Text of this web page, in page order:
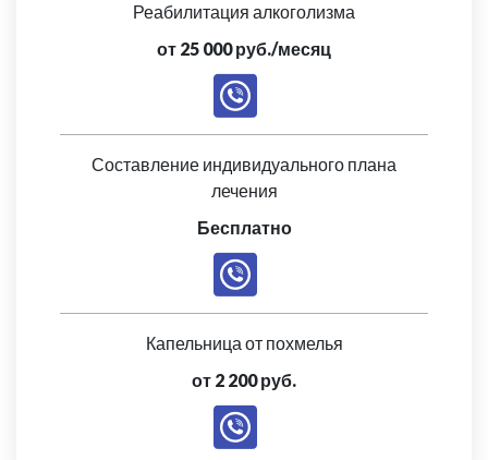
Реабилитация алкоголизма
от 25 000 руб./месяц
Составление индивидуального плана
лечения
Бесплатно
Капельница от похмелья
от 2 200 руб.